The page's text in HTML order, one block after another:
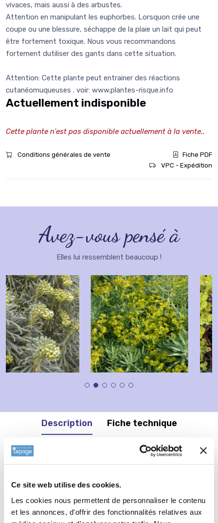
Ce site web utilise des cookies.
Les cookies nous permettent de personnaliser le contenu
et les annonces, d'offrir des fonctionnalités relatives aux
vivaces, mais aussi à des arbustes.
Attention en manipulant les euphorbes. Lorsquon crée une
coupe ou une blessure, séchappe de la plaie un lait qui peut
être fortement toxique. Nous vous recommandons
fortement dutiliser des gants dans cette situation.
Attention: Cette plante peut entrainer des réactions
cutanéomuqueuses . voir: www.plantes-risque.info
Actuellement indisponible
Cette plante n'est pas disponible actuellement à la vente..
Conditions générales de vente
Fiche PDF
VPC - Expédition
Avez-vous pensé à
Elles lui ressemblent beaucoup !
Description Fiche technique
Informations complémentaires
Informations botaniques
Famille : Euphorbiaceae
Genre : EUPHORBIA